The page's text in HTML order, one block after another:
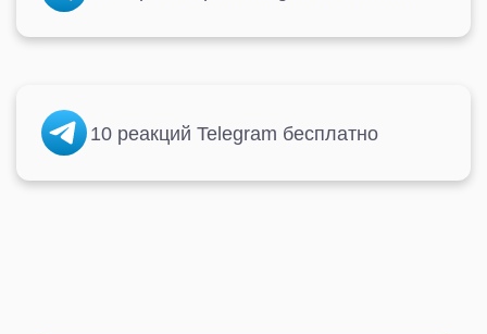
10 реакций Telegram бесплатно